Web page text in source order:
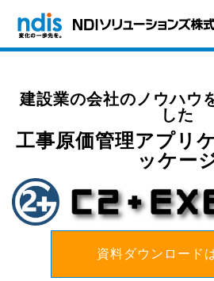
建設業の会社のノウハウ
した
工事原価管理アプリ
ッケー
資料ダウンロード